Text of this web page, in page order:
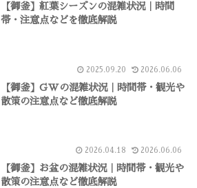
【御釜】紅葉シーズンの混雑状況｜時間
帯・注意点などを徹底解説
2025.09.20 2026.06.06
【御釜】GWの混雑状況｜時間帯・観光や
散策の注意点など徹底解説
2026.04.18 2026.06.06
【御釜】お盆の混雑状況｜時間帯・観光や
散策の注意点など徹底解説